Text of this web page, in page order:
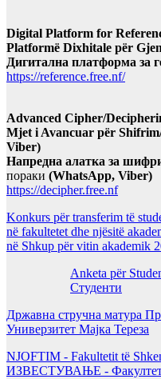
Digital Platform for
Platformë Dixhitale për
Дигитална платформа за
https://reference.free.nf/
Advanced Cipher/
Mjet i Avancuar për
Viber)
Напредна алатка за
пораки (WhatsApp, Viber)
https://decipher.free.nf
Konkurs për transferim të
në fakultetet dhe njësitë
në Shkup për vitin akademik
Anketa për
Студенти
Државна стручна матура
Универзитет Мајка Тереза
NJOFTIM - Fakultetit të
ИЗВЕСТУВАЊЕ -